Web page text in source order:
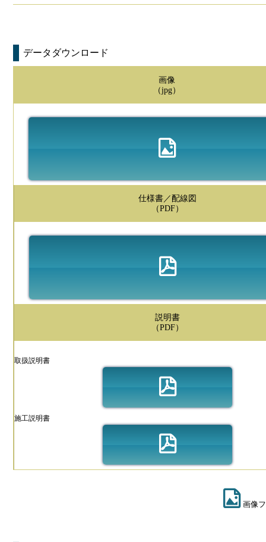
データダウンロード
画像
（jpg）
仕様書／配線図
（PDF）
説明書
（PDF）
取扱説明書
施工説明書
画像